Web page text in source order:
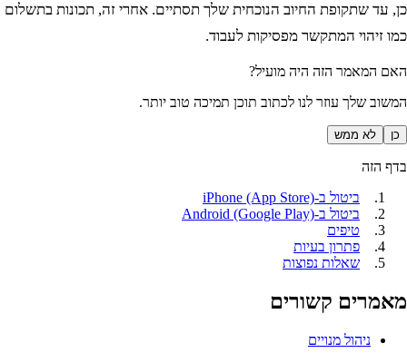
כן, עד שתקופת החיוב הנוכחית שלך תסתיים. אחרי זה, תכונות בתשלום
כמו זיהוי המתקשר מפסיקות לעבוד.
האם המאמר הזה היה מועיל?
המשוב שלך עוזר לנו לכתוב תוכן תמיכה טוב יותר.
כן לא ממש
בדף הזה
ביטול ב-iPhone (App Store)
ביטול ב-Android (Google Play)
טיפים
פתרון בעיות
שאלות נפוצות
מאמרים קשורים
ניהול מנויים